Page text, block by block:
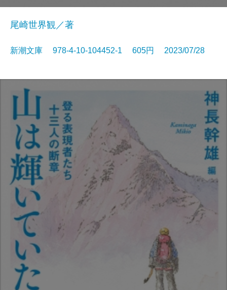
尾崎世界観／著
新潮文庫 978-4-10-104452-1 605円 2023/07/28